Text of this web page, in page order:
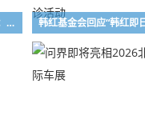
韩红就“走个面儿”言论致歉：我已泣不成声，即日起退出公益行业